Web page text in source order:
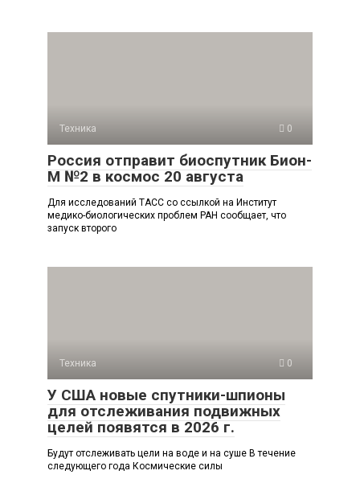
Техника 0
Россия отправит биоспутник Бион-
М №2 в космос 20 августа
Для исследований ТАСС со ссылкой на Институт
медико-биологических проблем РАН сообщает, что
запуск второго
Техника 0
У США новые спутники-шпионы
для отслеживания подвижных
целей появятся в 2026 г.
Будут отслеживать цели на воде и на суше В течение
следующего года Космические силы